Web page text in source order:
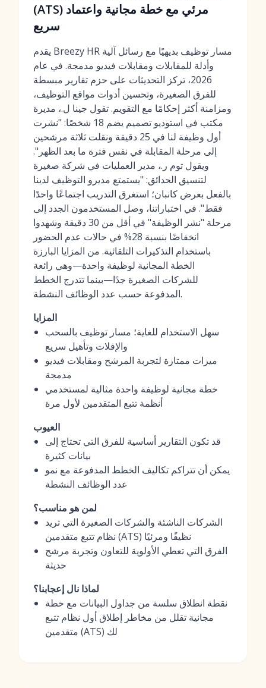
(ATS) مرئي مع خطة مجانية واعتماد
سريع
يقدم Breezy HR مسار توظيف بديهيًا مع رسائل آلية
وأدلة للمقابلات ومقابلات فيديو مدمجة. في عام
2026، تركز التحديثات على حزم تقارير مبسطة
للفرق الصغيرة، وتحسين أدوات مواقع التوظيف،
ومزامنة أكثر إحكامًا مع التقويم. تقول جينا ل.، مديرة
مكتب في استوديو تصميم يضم 18 شخصًا: "نشرت
أول وظيفة لنا في 25 دقيقة ونقلت ثلاثة مرشحين
إلى مرحلة المقابلة في نفس فترة ما بعد الظهر".
ويقول توم ر.، مدير العمليات في شركة صغيرة
لتنسيق الحدائق: "يستمتع مديرو التوظيف لدينا
بالفعل بعرض كانبان؛ استغرق التدريب اجتماعًا واحدًا
فقط". في اختباراتنا، وصل المستخدمون الجدد إلى
مرحلة "نشر الوظيفة" في أقل من 30 دقيقة وشهدوا
انخفاضًا بنسبة 28% في حالات عدم الحضور
باستخدام التذكيرات التلقائية. من المزايا البارزة
الخطة المجانية لوظيفة واحدة—وهي رائعة
للشركات الصغيرة جدًا—بينما تتدرج الخطط
المدفوعة حسب عدد الوظائف النشطة.
المزايا
سهل الاستخدام للغاية؛ مسار توظيف بالسحب
والإفلات وتأهيل سريع
ميزات ممتازة لتجربة المرشح ومقابلات فيديو
مدمجة
خطة مجانية لوظيفة واحدة مثالية لمستخدمي
أنظمة تتبع المتقدمين لأول مرة
العيوب
قد تكون التقارير أساسية للفرق التي تحتاج إلى
بيانات كثيرة
يمكن أن تتراكم تكاليف الخطط المدفوعة مع نمو
عدد الوظائف النشطة
لمن هو مناسب؟
الشركات الناشئة والشركات الصغيرة التي تريد
نظام تتبع متقدمين (ATS) نظيفًا ومرئيًا
الفرق التي تعطي الأولوية للتعاون وتجربة مرشح
حديثة
لماذا نال إعجابنا؟
نقطة انطلاق سلسة من جداول البيانات مع خطة
مجانية تقلل من مخاطر إطلاق أول نظام تتبع
متقدمين (ATS) لك